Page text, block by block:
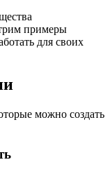
примеры
для своих
можно создать